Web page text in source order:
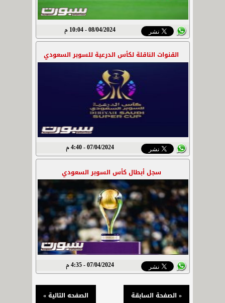
08/04/2024 - 10:04 م
القنوات الناقلة لكأس الدرعية للسوبر السعودي
07/04/2024 - 4:40 م
سجل أبطال كأس السوبر السعودي
07/04/2024 - 4:35 م
الصفحه التالية » « الصفحة السابقة